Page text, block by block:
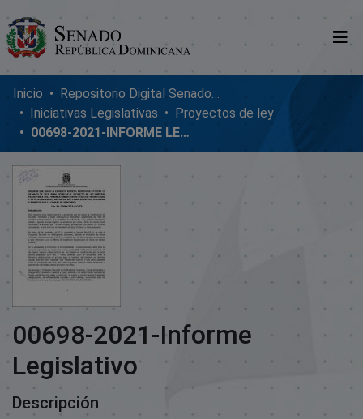
Comunidades
Glosario
Nosotros
Inicio
Repositorio Digital SenadoRD
Iniciativas Legislativas
Proyectos de ley
00698-2021-INFORME LEGISLATIVO
00698-2021-Informe
Legislativo
Descripción